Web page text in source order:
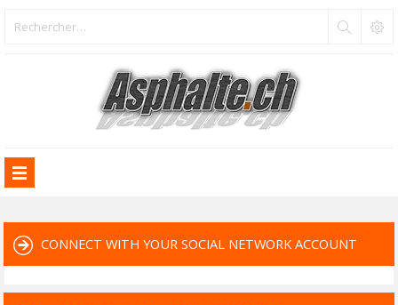
CONNECT WITH YOUR SOCIAL NETWORK ACCOUNT